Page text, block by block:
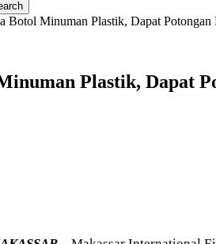
Botol Minuman Plastik, Dapat Potongan
Plastik, Dapat